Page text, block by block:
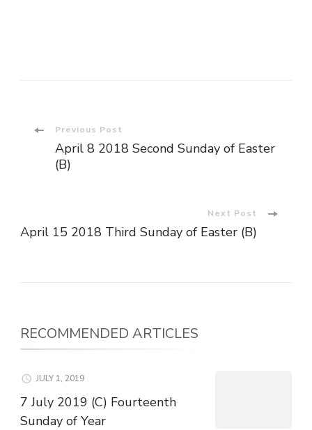
Post
Navigation
Previous Post
April 8 2018 Second Sunday of Easter
(B)
Next Post
April 15 2018 Third Sunday of Easter (B)
RECOMMENDED ARTICLES
JULY 1, 2019
7 July 2019 (C) Fourteenth
Sunday of Year